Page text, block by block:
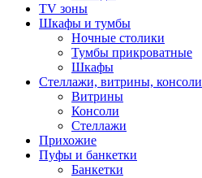
TV зоны
Шкафы и тумбы
Ночные столики
Тумбы прикроватные
Шкафы
Стеллажи, витрины, консоли
Витрины
Консоли
Стеллажи
Прихожие
Пуфы и банкетки
Банкетки